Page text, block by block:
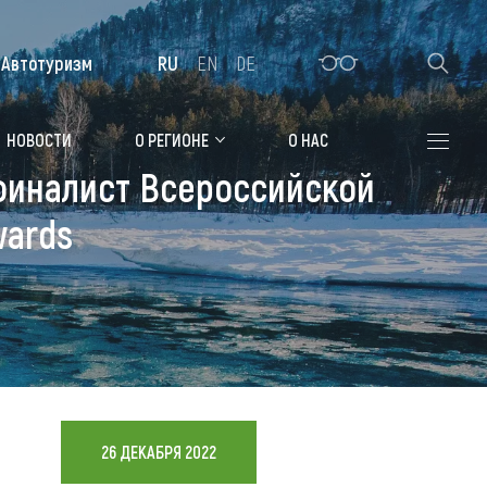
Алтайская зимовка
Где остановиться
Санатории
Гостиницы, отели
Коттеджи, базы
Сельские усадьбы
Мотели, придорожные отели
НОВОСТИ О РЕГИОНЕ О НАС
Автотуризм RU EN DE
Всероссийской
26 ДЕКАБРЯ 2022